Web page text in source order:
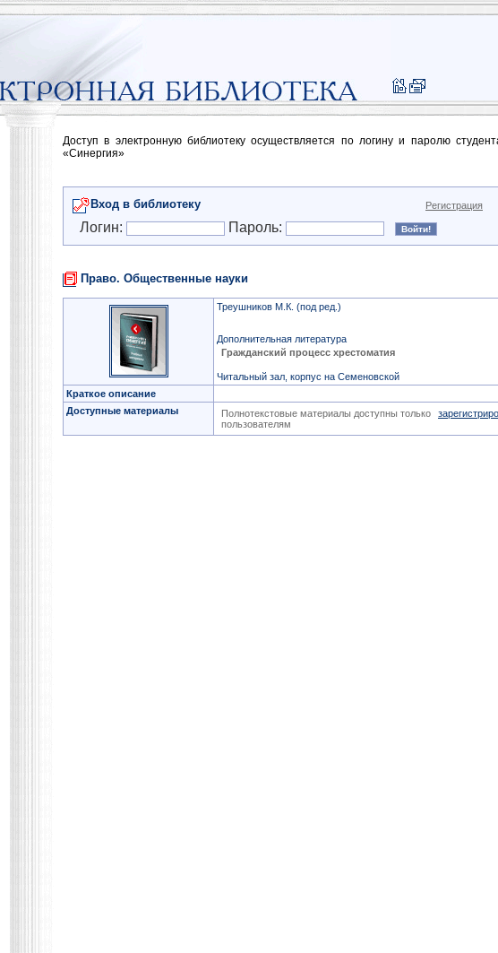
Доступ в электронную библиотеку осуществляется по логину и паролю
«Синергия»
Вход в библиотеку Регистрация
Логин: Пароль:
Право. Общественные науки
Треушников М.К. (под ред.)
Дополнительная литература
Гражданский процесс хрестоматия
Читальный зал, корпус на Семеновской
Краткое описание
Доступные материалы
Полнотекстовые материалы доступны только
пользователям